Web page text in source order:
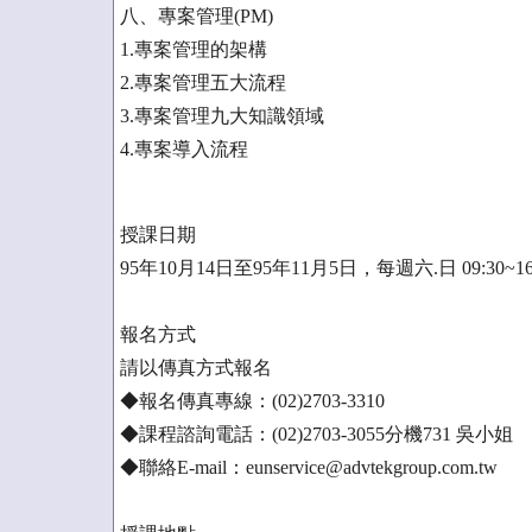
八、專案管理(PM)
1.專案管理的架構
2.專案管理五大流程
3.專案管理九大知識領域
4.專案導入流程
授課日期
95年10月14日至95年11月5日，每週六.日
報名方式
請以傳真方式報名
◆報名傳真專線：(02)2703-3310
◆課程諮詢電話：(02)2703-3055分機731 吳小姐
◆聯絡E-mail：eunservice@advtekgroup.com.tw